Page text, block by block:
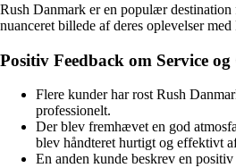
Rush Danmark er en populær
nuanceret billede af deres oplevelser
Positiv Feedback om Service og
Flere kunder har rost Rush
professionelt.
Der blev fremhævet en god
blev håndteret hurtigt og effektivt
En anden kunde beskrev en